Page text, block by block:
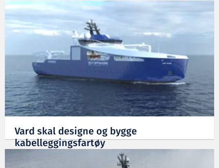
Vard skal designe og bygge
kabelleggingsfartøy